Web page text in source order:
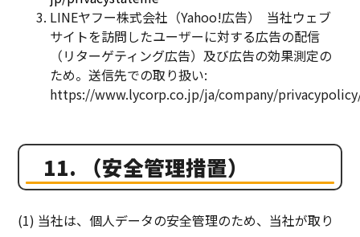
LINEヤフー株式会社（Yahoo!広告） 当社ウェブ
サイトを訪問したユーザーに対する広告の配信
（リターゲティング広告）及び広告の効果測定の
ため。送信先での取り扱い:
https://www.lycorp.co.jp/ja/company/
11. （安全管理措置）
(1) 当社は、個人データの安全管理のため、当社が取り